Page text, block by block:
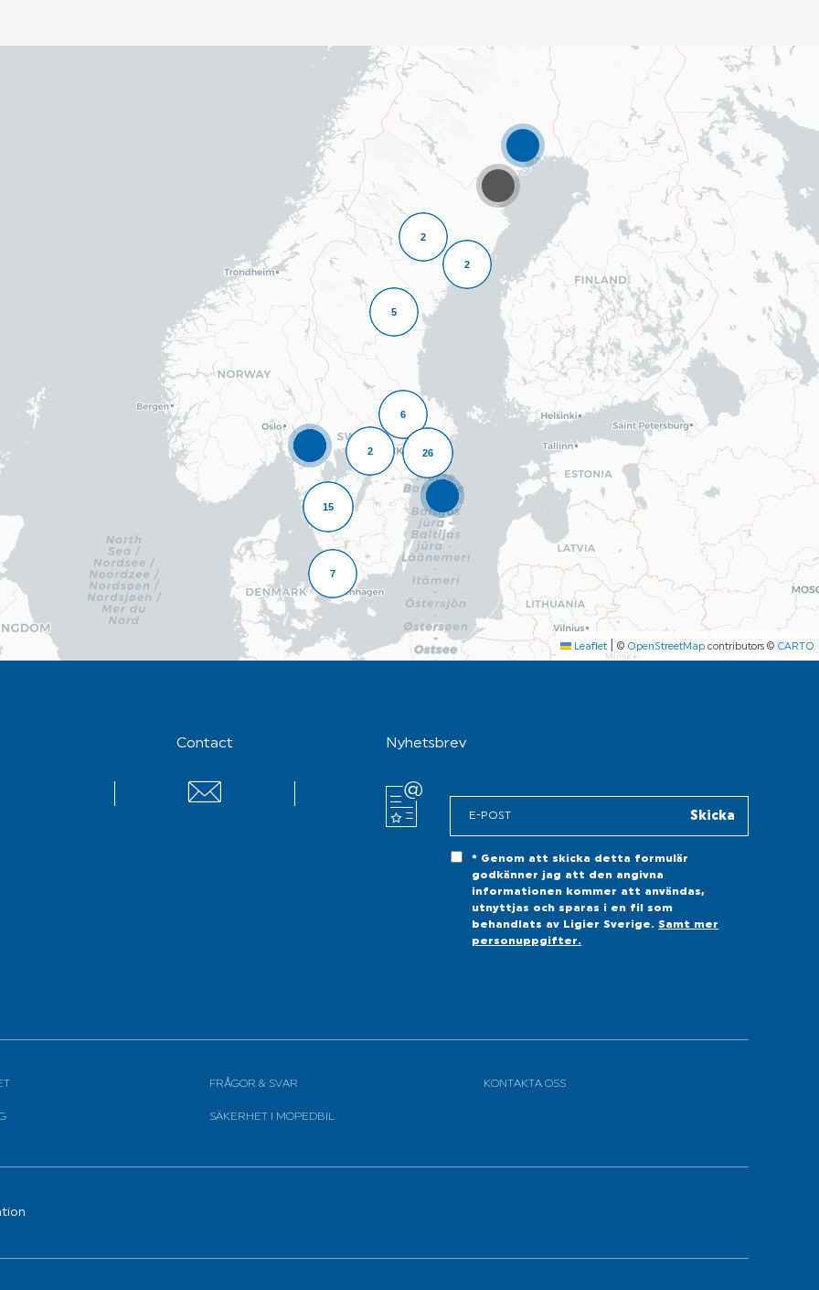
2
2
5
7
2
6
15
26
Leaflet © OpenStreetMap contributors © CARTO
Contact Nyhetsbrev
* Genom att skicka detta formulär
godkänner jag att den angivna
informationen kommer att användas,
utnyttjas och sparas i en fil som
behandlats av Ligier Sverige.Samt mer
personuppgifter.
FRÅGOR & SVAR
SÄKERHET I MOPEDBIL
KONTAKTA OSS